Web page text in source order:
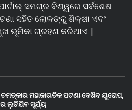
ସମଗ୍ର ବିଶ୍ୱରେ ସର୍ବଶେଷ
ସହିତ ଲୋକଙ୍କୁ ଶିକ୍ଷା ଏବଂ
ଭୂମିକା ଗ୍ରହଣ କରିଥାଏ |
ଚମତ୍କାର ମହାଜାଗତିକ ଘଟଣା ଦେଖିବ ୟୁରୋପ,
ଲୁଚିଯିବ ସୂର୍ଯ୍ୟ